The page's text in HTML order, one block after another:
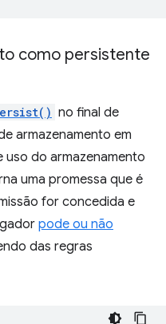
como persistente
no final de
armazenamento em
uso do armazenamento
uma promessa que é
for concedida e
pode ou não
das regras